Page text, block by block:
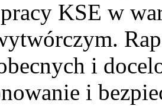
KSE w
i
i